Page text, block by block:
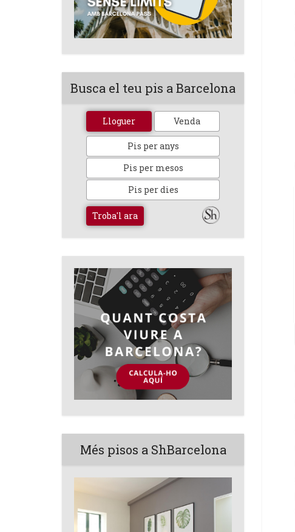
Busca el teu pis a Barcelona
Lloguer Venda
Pis per anys
Pis per mesos
Pis per dies
Troba'l ara
Més pisos a ShBarcelona